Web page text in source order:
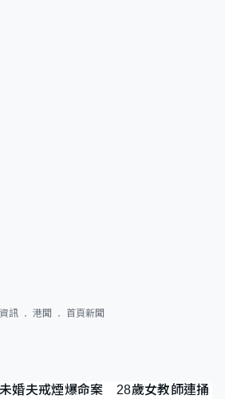
訊 港聞 首頁新聞
婚夫戒煙爆命案 28歲女教師連捅